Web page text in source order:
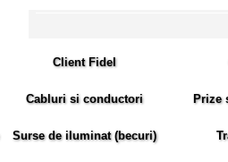
Client Fidel
Cabluri si conductori Prize
Surse de iluminat (becuri)